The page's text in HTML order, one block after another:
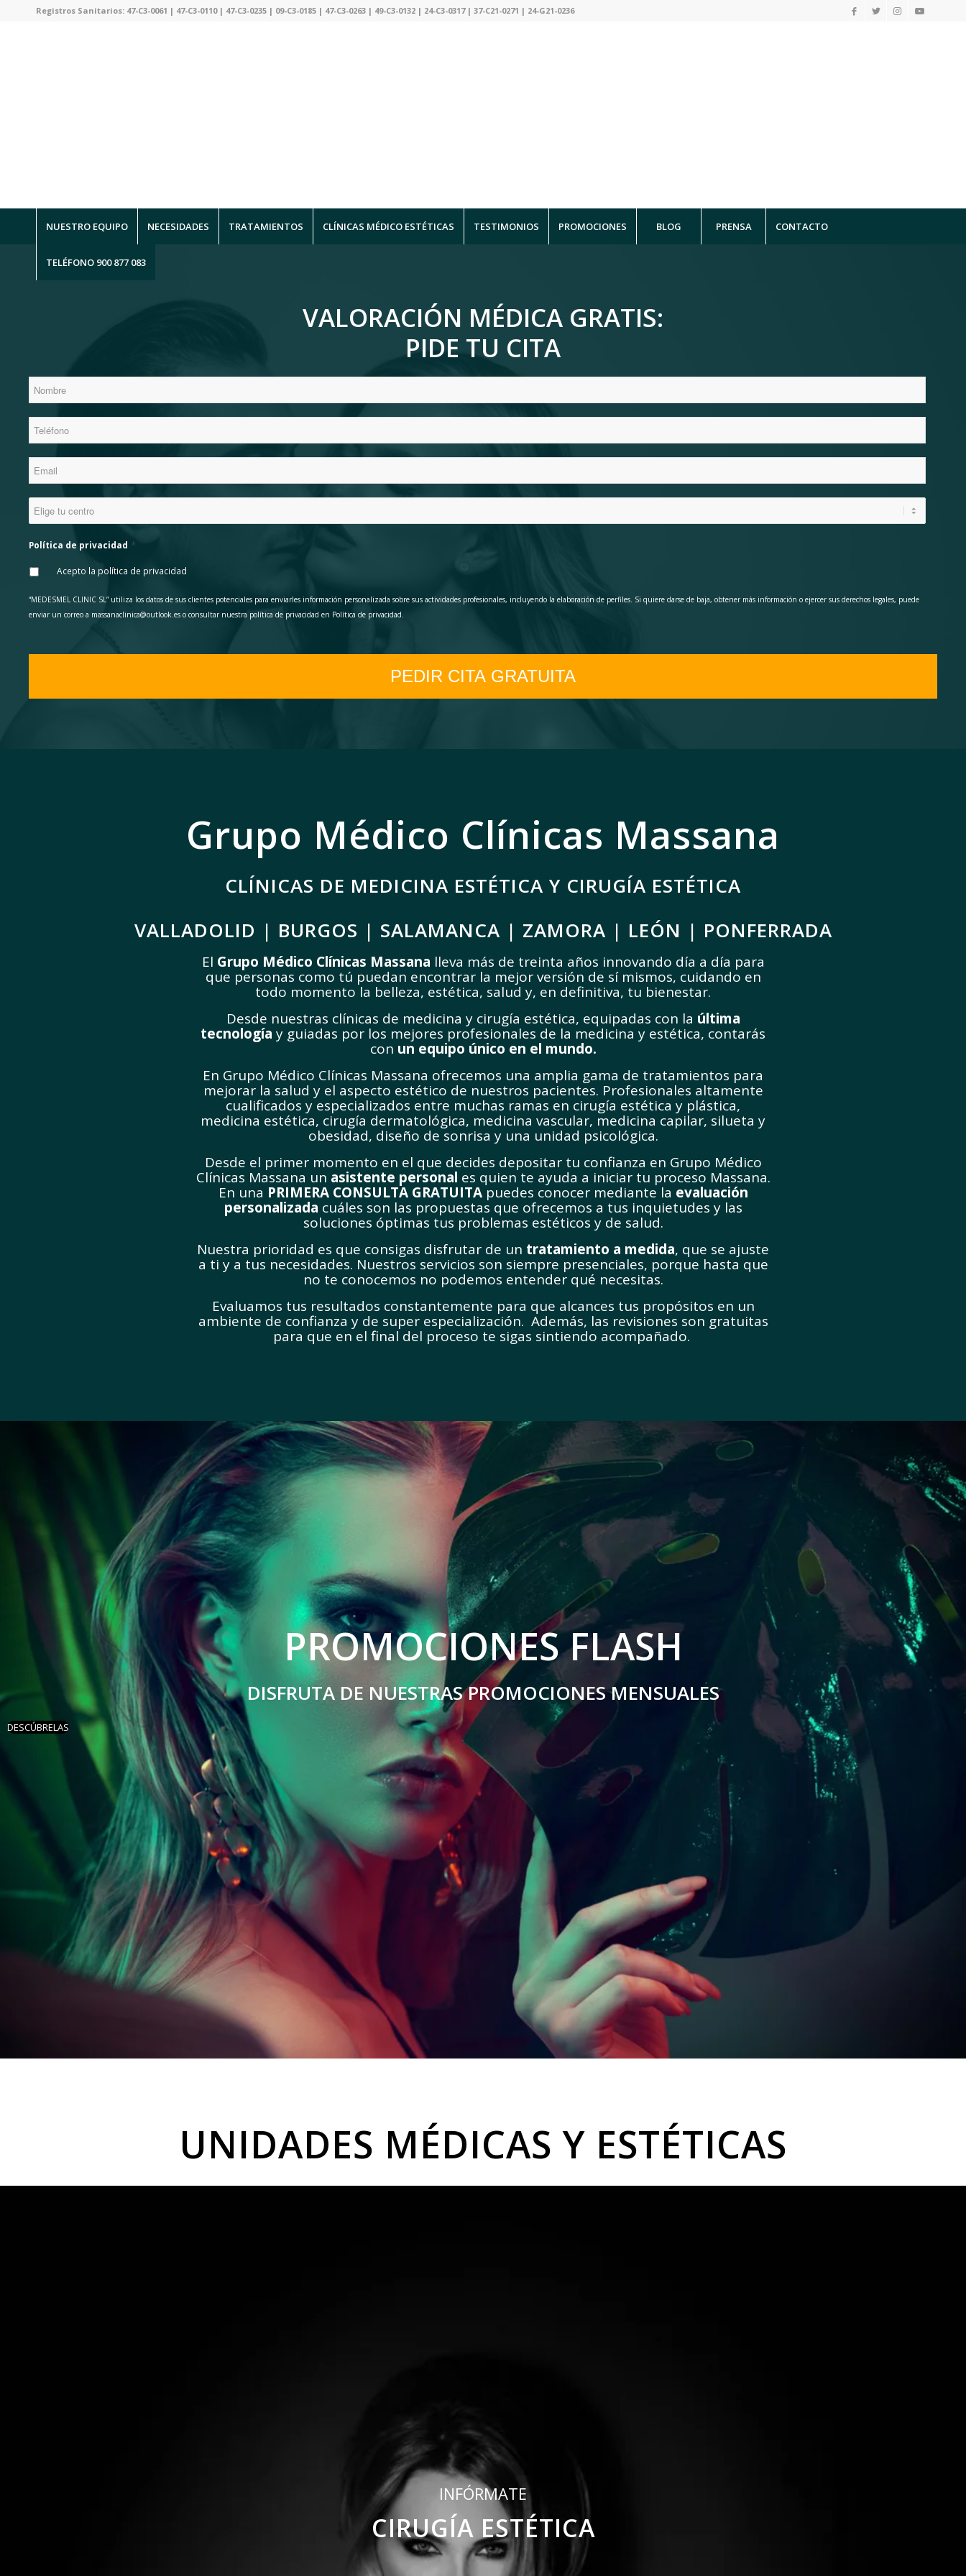
Registros Sanitarios: 47-C3-0061 | 47-C3-0110 | 47-C3-0235 | 09-C3-0185 | 47-C3-0263 | 49-C3-0132 | 24-C3-0317 | 37-C21-0271 | 24-G21-0236
NUESTRO EQUIPO NECESIDADES TRATAMIENTOS CLÍNICAS MÉDICO ESTÉTICAS TESTIMONIOS PROMOCIONES BLOG PRENSA CONTACTO
TELÉFONO 900 877 083
VALORACIÓN MÉDICA GRATIS:
PIDE TU CITA
tu
centro *
Política de privacidad *
Acepto la política de privacidad
“MEDESMEL CLINIC SL” utiliza los datos de sus clientes potenciales para enviarles información personalizada sobre sus actividades profesionales, incluyendo la elaboración de perfiles. Si quiere darse de baja, obtener más información o ejercer sus derechos legales, puede
enviar un correo a massanaclinica@outlook.es o consultar nuestra política de privacidad en Política de privacidad.
Grupo Médico Clínicas Massana
CLÍNICAS DE MEDICINA ESTÉTICA Y CIRUGÍA ESTÉTICA
VALLADOLID | BURGOS | SALAMANCA | ZAMORA | LEÓN | PONFERRADA
El Grupo Médico Clínicas Massana lleva más de treinta años innovando día a día para
que personas como tú puedan encontrar la mejor versión de sí mismos, cuidando en
todo momento la belleza, estética, salud y, en definitiva, tu bienestar.
Desde nuestras clínicas de medicina y cirugía estética, equipadas con la última
tecnología y guiadas por los mejores profesionales de la medicina y estética, contarás
con un equipo único en el mundo.
En Grupo Médico Clínicas Massana ofrecemos una amplia gama de tratamientos para
mejorar la salud y el aspecto estético de nuestros pacientes. Profesionales altamente
cualificados y especializados entre muchas ramas en cirugía estética y plástica,
medicina estética, cirugía dermatológica, medicina vascular, medicina capilar, silueta y
obesidad, diseño de sonrisa y una unidad psicológica.
Desde el primer momento en el que decides depositar tu confianza en Grupo Médico
Clínicas Massana un asistente personal es quien te ayuda a iniciar tu proceso Massana.
En una PRIMERA CONSULTA GRATUITApuedes conocer mediante la evaluación
personalizada cuáles son las propuestas que ofrecemos a tus inquietudes y las
soluciones óptimas tus problemas estéticos y de salud.
Nuestra prioridad es que consigas disfrutar de un tratamiento a medida, que se ajuste
a ti y a tus necesidades. Nuestros servicios son siempre presenciales, porque hasta que
no te conocemos no podemos entender qué necesitas.
Evaluamos tus resultados constantemente para que alcances tus propósitos en un
ambiente de confianza y de super especialización. Además, las revisiones son gratuitas
para que en el final del proceso te sigas sintiendo acompañado.
PROMOCIONES FLASH
DISFRUTA DE NUESTRAS PROMOCIONES MENSUALES
DESCÚBRELAS
UNIDADES MÉDICAS Y ESTÉTICAS
INFÓRMATE
CIRUGÍA ESTÉTICA